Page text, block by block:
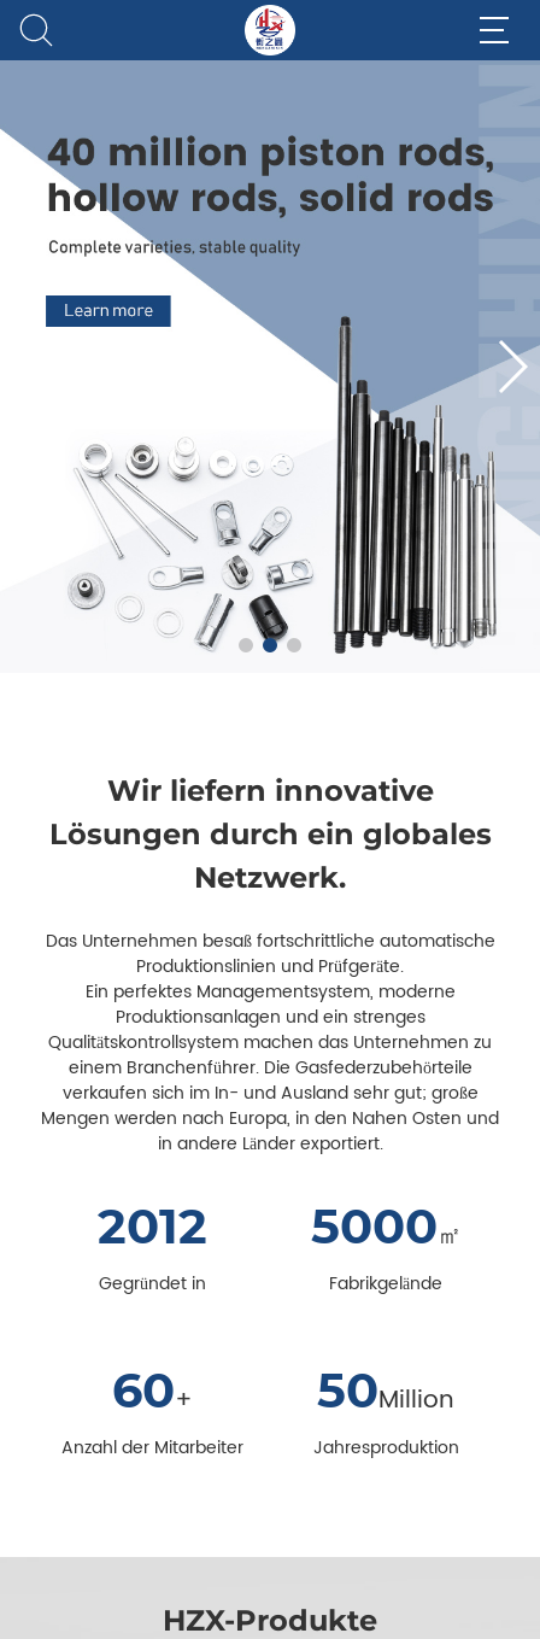
Wir liefern innovative
Lösungen durch ein globales
Netzwerk.
Das Unternehmen besaß fortschrittliche automatische
Produktionslinien und Prüfgeräte.
Ein perfektes Managementsystem, moderne
Produktionsanlagen und ein strenges
Qualitätskontrollsystem machen das Unternehmen zu
einem Branchenführer. Die Gasfederzubehörteile
verkaufen sich im In- und Ausland sehr gut; große
Mengen werden nach Europa, in den Nahen Osten und
in andere Länder exportiert.
2012
Gegründet in
5000㎡
Fabrikgelände
60+
Anzahl der Mitarbeiter
50Million
Jahresproduktion
HZX-Produkte